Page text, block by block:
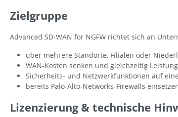
Zielgruppe
Advanced SD-WAN for NGFW richtet sich an
über mehrere Standorte, Filialen oder
WAN-Kosten senken und gleichzeitig
Sicherheits- und Netzwerkfunktionen auf
bereits Palo-Alto-Networks-Firewalls
Lizenzierung & technische